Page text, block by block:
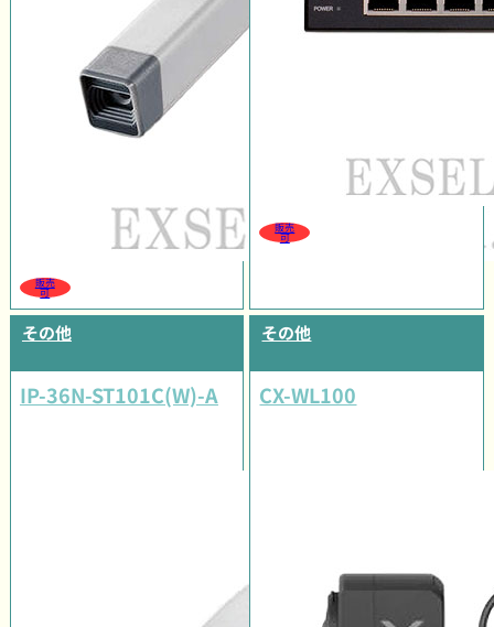
販売
可
販売
可
その他
IP-36N-ST101C(W)-A
その他
CX-WL100